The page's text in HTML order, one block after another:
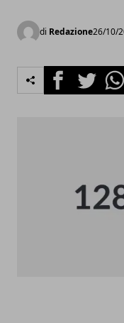
di Redazione26/10/
FacebookTwitter